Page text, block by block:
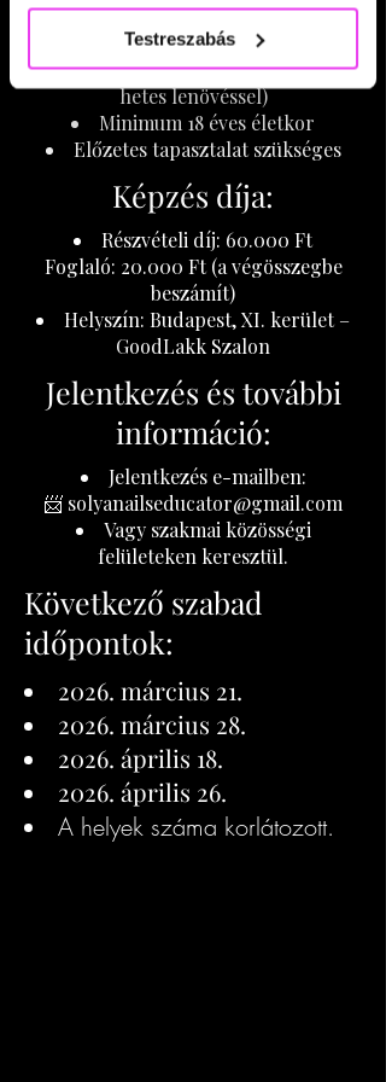
szolgáltatásokból gyűjtöttek.
Testreszabás
Gyakorlatorientált képzés
Egyéni tempó
Modell szükséges (minimum 3
hetes lenövéssel)
Minimum 18 éves életkor
Előzetes tapasztalat szükséges
Képzés díja:
Részvételi díj: 60.000 Ft
Foglaló: 20.000 Ft (a végösszegbe
beszámít)
Helyszín: Budapest, XI. kerület –
GoodLakk Szalon
Jelentkezés és további
információ:
Jelentkezés e-mailben:
📨 solyanailseducator@gmail.com
Vagy szakmai közösségi
felületeken keresztül.
Következő szabad
időpontok:
2026. március 21.
2026. március 28.
2026. április 18.
2026. április 26.
A helyek száma korlátozott.